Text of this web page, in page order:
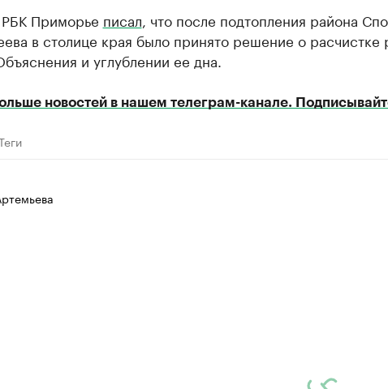
Приморье писал , что после подтопления района
в столице края было принято решение о расчистке
и углублении ее дна.
новостей в нашем телеграм-канале.